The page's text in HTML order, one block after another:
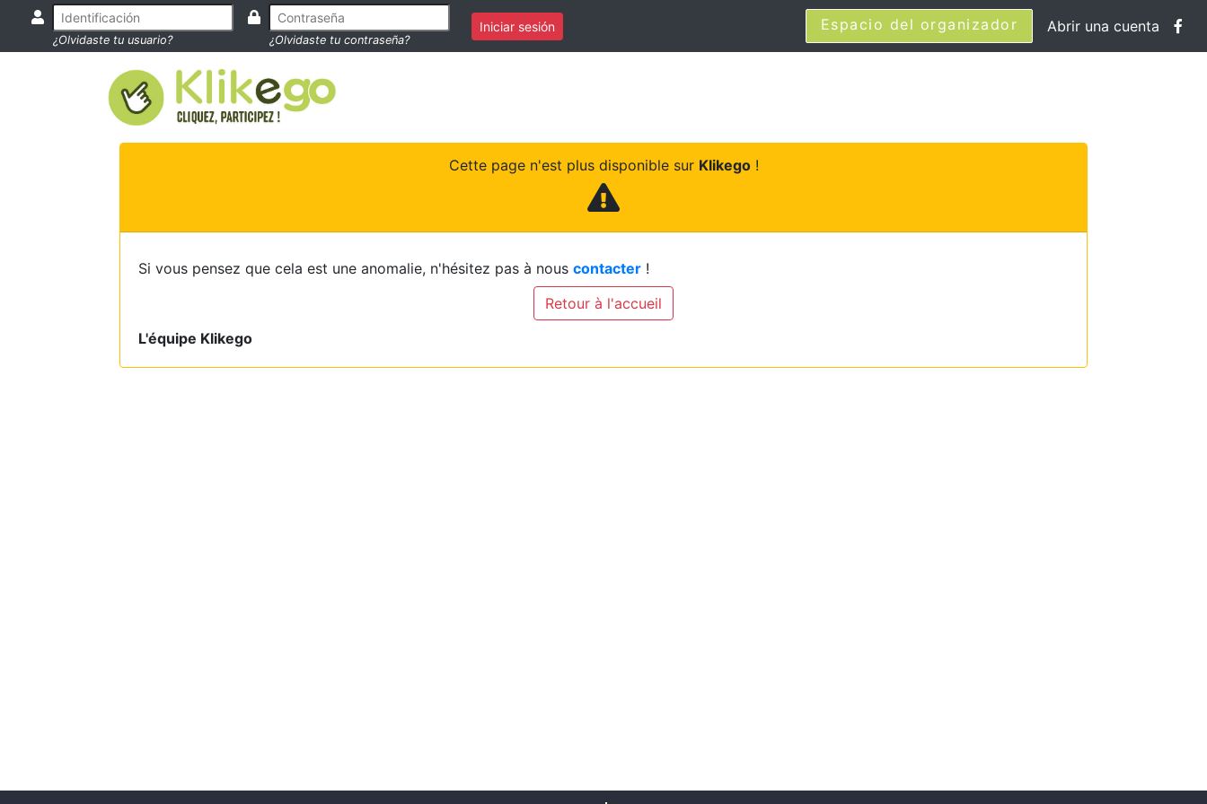
¿Olvidaste tu usuario? ¿Olvidaste tu contraseña?
Iniciar sesión Espacio del organizador Abrir una cuenta
Cette page n'est plus disponible sur Klikego!
Si vous pensez que cela est une anomalie, n'hésitez pas à nous contacter !
Retour à l'accueil
L'équipe Klikego